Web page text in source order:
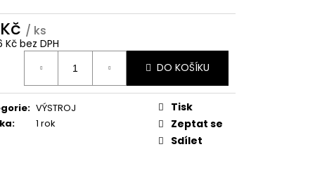
/ ks
Kč bez DPH
DO KOŠÍKU
: VÝSTROJ
: 1 rok
Tisk
Zeptat se
Sdílet
UBACS VZOR 95